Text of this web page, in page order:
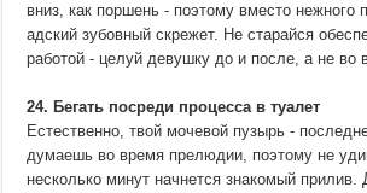
вниз, как поршень - поэтому вместо нежного
адский зубовный скрежет. Не старайся
работой - целуй девушку до и после, а не во
24. Бегать посреди процесса в туалет
Естественно, твой мочевой пузырь -
думаешь во время прелюдии, поэтому не
несколько минут начнется знакомый